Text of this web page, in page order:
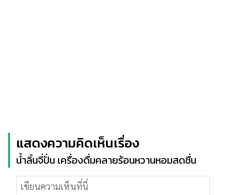
แสดงความคิดเห็นเรื่อง
น้ำลิ้นจี่ปั่น เครื่องดื่มคลายร้อนหวานหอมสดชื่น